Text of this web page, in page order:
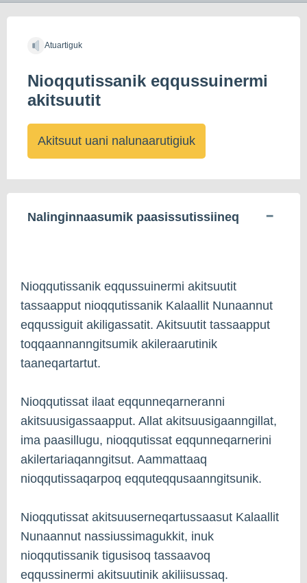
Atuartiguk
Nioqqutissanik eqqussuinermi
akitsuutit
Akitsuut uani nalunaarutigiuk
Nalinginnaasumik paasissutissiineq
Nioqqutissanik eqqussuinermi akitsuutit
tassaapput nioqqutissanik Kalaallit Nunaannut
eqqussiguit akiligassatit. Akitsuutit tassaapput
toqqaannanngitsumik akileraarutinik
taaneqartartut.
Nioqqutissat ilaat eqqunneqarneranni
akitsuusigassaapput. Allat akitsuusigaanngillat,
ima paasillugu, nioqqutissat eqqunneqarnerini
akilertariaqanngitsut. Aammattaaq
nioqqutissaqarpoq eqquteqqusaanngitsunik.
Nioqqutissat akitsuuserneqartussaasut Kalaallit
Nunaannut nassiussimagukkit, inuk
nioqqutissanik tigusisoq tassaavoq
eqqussinermi akitsuutinik akiliisussaq.